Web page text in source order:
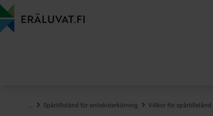
Hoppa
till
innehåll
… Spårtillstånd för snöskoterkörning Villkor för spårtillstånd